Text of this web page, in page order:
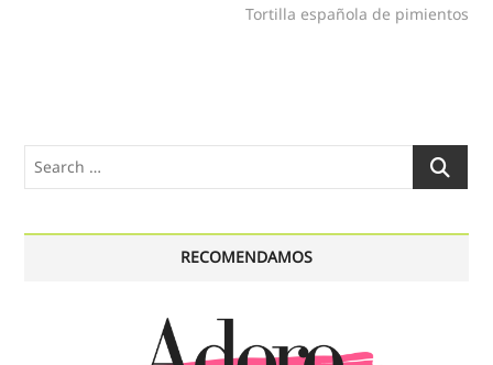
post:
Tortilla española de pimientos
Search
RECOMENDAMOS